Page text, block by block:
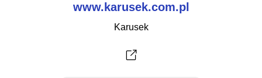
www.karusek.com.pl
Karusek